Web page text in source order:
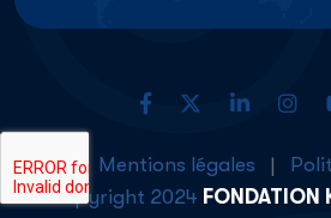
Mentions légales |
© Copyright 2024 FONDATION